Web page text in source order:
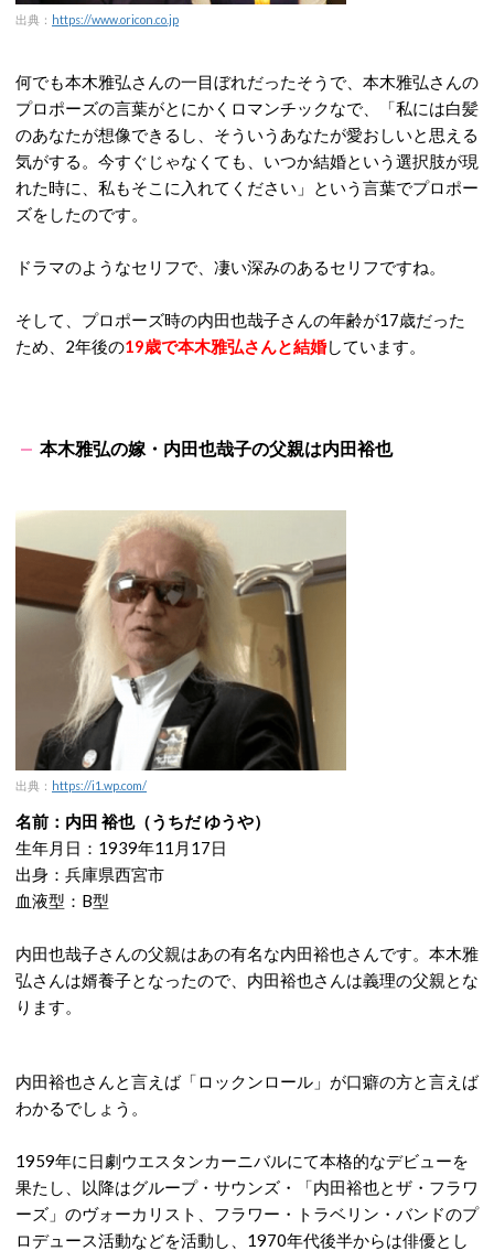
出典： https://www.oricon.co.jp
何でも本木雅弘さんの一目ぼれだったそうで、本木雅弘さんの
プロポーズの言葉がとにかくロマンチックなで、「私には白髪
のあなたが想像できるし、そういうあなたが愛おしいと思える
気がする。今すぐじゃなくても、いつか結婚という選択肢が現
れた時に、私もそこに入れてください」という言葉でプロポー
ズをしたのです。
ドラマのようなセリフで、凄い深みのあるセリフですね。
そして、プロポーズ時の内田也哉子さんの年齢が17歳だった
ため、2年後の19歳で本木雅弘さんと結婚しています。
本木雅弘の嫁・内田也哉子の父親は内田裕也
出典： https://i1.wp.com/
名前：内田 裕也（うちだ ゆうや）
生年月日：1939年11月17日
出身：兵庫県西宮市
血液型：B型
内田也哉子さんの父親はあの有名な内田裕也さんです。本木雅
弘さんは婿養子となったので、内田裕也さんは義理の父親とな
ります。
内田裕也さんと言えば「ロックンロール」が口癖の方と言えば
わかるでしょう。
1959年に日劇ウエスタンカーニバルにて本格的なデビューを
果たし、以降はグループ・サウンズ・「内田裕也とザ・フラワ
ーズ」のヴォーカリスト、フラワー・トラベリン・バンドのプ
ロデュース活動などを活動し、1970年代後半からは俳優とし